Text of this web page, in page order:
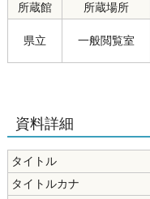
所蔵館 所蔵場所
県立 一般閲覧室
資料詳細
タイトル
タイトルカナ